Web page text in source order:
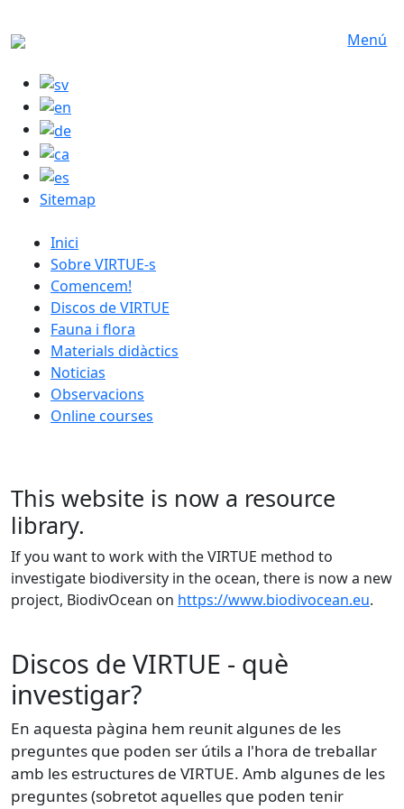
Menú
Sitemap
catalan menu
Inici
Sobre VIRTUE-s
Comencem!
Discos de VIRTUE
Fauna i flora
Materials didàctics
Noticias
Observacions
Online courses
This website is now a resource
library.
If you want to work with the VIRTUE method to
investigate biodiversity in the ocean, there is now a new
project, BiodivOcean on https://www.biodivocean.eu.
Discos de VIRTUE - què
investigar?
En aquesta pàgina hem reunit algunes de les
preguntes que poden ser útils a l'hora de treballar
amb les estructures de VIRTUE. Amb algunes de les
preguntes (sobretot aquelles que poden tenir